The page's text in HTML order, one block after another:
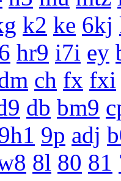
k2 ke 6kj
hr9 i7i ey
ch fx fxi
db bm9
9p adj
8l 80 81